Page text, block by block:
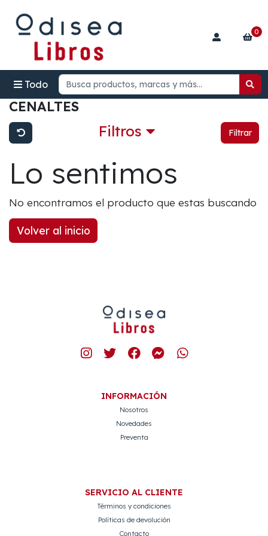
Todo
0
CENALTES
Filtros Filtrar
Lo sentimos
No encontramos el producto que estas buscando
Volver al inicio
INFORMACIÓN
Nosotros
Novedades
Preventa
SERVICIO AL CLIENTE
Términos y condiciones
Políticas de devolución
Contacto